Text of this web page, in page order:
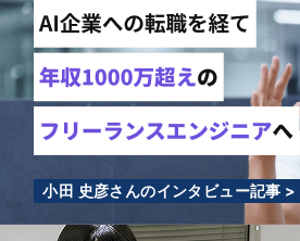
小田 史彦さんのインタビュー記事 >